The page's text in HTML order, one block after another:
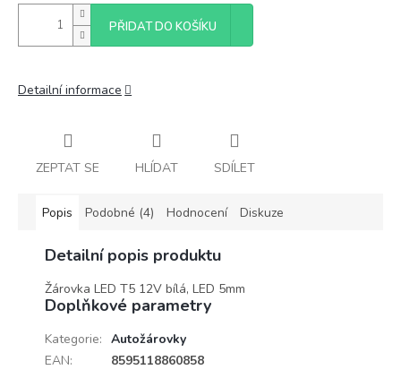
PŘIDAT DO KOŠÍKU
Detailní informace
ZEPTAT SE HLÍDAT SDÍLET
Popis Podobné (4) Hodnocení Diskuze
Detailní popis produktu
Žárovka LED T5 12V bílá, LED 5mm
Doplňkové parametry
Kategorie: Autožárovky
EAN: 8595118860858